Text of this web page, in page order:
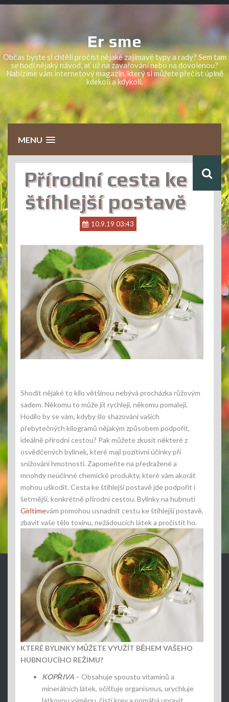
Skip
Er sme
Občas byste si chtěli pročíst nějaké zajímavé typy a rady? Sem tam
se hodí nějaký návod, ať už na zavařování nebo na dovolenou?
Nabízíme vám internetový magazín, který si můžete přečíst úplně
kdekoli a kdykoli.
MENU
Přírodní cesta ke
štíhlejší postavě
10.9.19 03:43
Shodit nějaké to kilo většinou nebývá procházka růžovým
sadem. Někomu to může jít rychleji, někomu pomaleji.
Hodilo by se vám, kdyby šlo shazování vašich
přebytečných kilogramů nějakým způsobem podpořit,
ideálně přírodní cestou? Pak můžete zkusit některé z
osvědčených bylinek, které mají pozitivní účinky při
snižování hmotnosti. Zapomeňte na předražené a
mnohdy neúčinné chemické produkty, které vám akorát
mohou uškodit. Cesta ke štíhlejší postavě jde podpořit i
šetrnější, konkrétně přírodní cestou. Bylinky na hubnutí
Girltimevám pomohou usnadnit cestu ke štíhlejší postavě,
zbavit vaše tělo toxinu, nežádoucích látek a pročistit ho.
KTERÉ BYLINKY MŮŽETE VYUŽÍT BĚHEM VAŠEHO
HUBNOUCÍHO REŽIMU?
KOPŘIVA – Obsahuje spoustu vitamínů a
minerálních látek, očišťuje organismus, urychluje